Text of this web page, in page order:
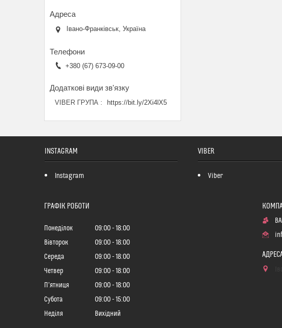
Івано-Франківськ, Україна
+380 (67) 673-09-00
VIBER ГРУПА https://bit.ly/2Xi4lX5
INSTAGRAM
Instagram
VIBER
Viber
ГРАФІК РОБОТИ
Понеділок 09:00
18:00
Вівторок
09:00
18:00
Середа
09:00
18:00
Четвер
09:00
18:00
Пʼятниця
09:00
18:00
Субота
09:00
15:00
Неділя
Вихідний